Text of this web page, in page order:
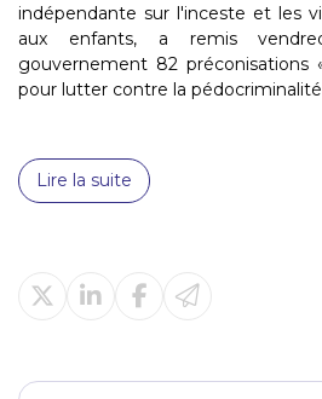
indépendante sur l'inceste et les
aux enfants, a remis
gouvernement 82 préconisations
pour lutter contre la
Lire la suite